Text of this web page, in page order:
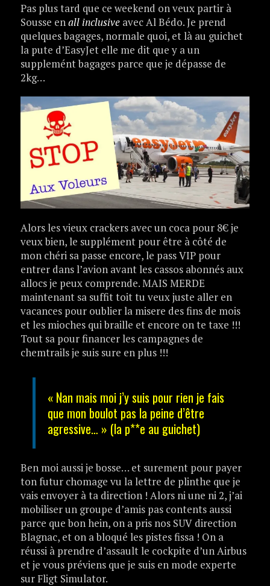
Pas plus tard que ce weekend on veux partir à
Sousse en all inclusiveavec Al Bédo. Je prend
quelques bagages, normale quoi, et là au guichet
la pute d’EasyJet elle me dit que y a un
supplemént bagages parce que je dépasse de
2kg…
Alors les vieux crackers avec un coca pour 8€ je
veux bien, le supplément pour être à côté de
mon chéri sa passe encore, le pass VIP pour
entrer dans l’avion avant les cassos abonnés aux
allocs je peux comprende. MAIS MERDE
maintenant sa suffit toit tu veux juste aller en
vacances pour oublier la misere des fins de mois
et les mioches qui braille et encore on te taxe !!!
Tout sa pour financer les campagnes de
chemtrails je suis sure en plus !!!
« Nan mais moi j’y suis pour rien je fais
que mon boulot pas la peine d’être
agressive… » (la p**e au guichet)
Ben moi aussi je bosse… et surement pour payer
ton futur chomage vu la lettre de plinthe que je
vais envoyer à ta direction ! Alors ni une ni 2, j’ai
mobiliser un groupe d’amis pas contents aussi
parce que bon hein, on a pris nos SUV direction
Blagnac, et on a bloqué les pistes fissa ! On a
réussi à prendre d’assault le cockpite d’un Airbus
et je vous préviens que je suis en mode experte
sur Fligt Simulator.